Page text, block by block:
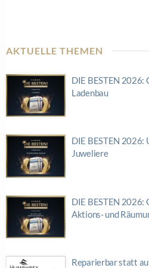
AKTUELLE THEMEN
DIE BESTEN 2026:
Ladenbau
DIE BESTEN
Juweliere
DIE BESTEN 2026:
Aktions- und
Reparierbar statt